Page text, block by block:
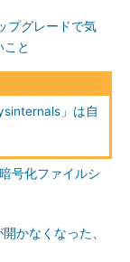
プグレードで気
と
」は自
号化ファイルシ
かなくなった、